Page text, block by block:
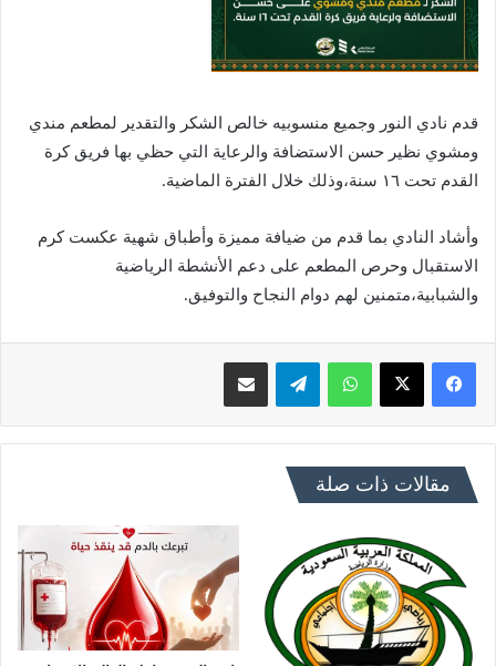
قدم نادي النور وجميع منسوبيه خالص الشكر والتقدير لمطعم مندي
ومشوي نظير حسن الاستضافة والرعاية التي حظي بها فريق كرة
القدم تحت ١٦ سنة،وذلك خلال الفترة الماضية.
وأشاد النادي بما قدم من ضيافة مميزة وأطباق شهية عكست كرم
الاستقبال وحرص المطعم على دعم الأنشطة الرياضية
والشبابية،متمنين لهم دوام النجاح والتوفيق.
فيسبوك X واتساب تيلقرام
مقالات ذات صلة